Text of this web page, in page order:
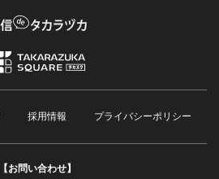
採用情報 プライバシーポリシー
【お問い合わせ】